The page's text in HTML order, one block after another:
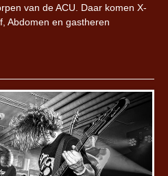
van de ACU. Daar komen X-
Abdomen en gastheren